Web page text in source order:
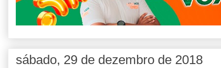
sábado, 29 de dezembro de 2018